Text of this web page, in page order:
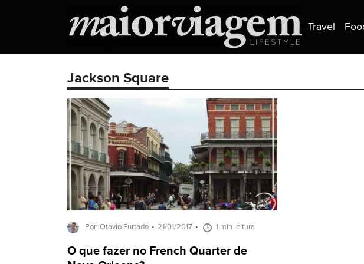
Travel
Jackson Square
Por: Otavio Furtado 21/01/2017 1 min leitura
O que fazer no French Quarter de